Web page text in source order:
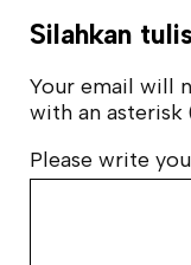
Silahkan
Your email will
with an
Please write